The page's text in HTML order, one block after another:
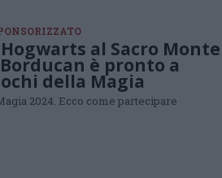
al Sacro Monte
è pronto a
della Magia
2024. Ecco come partecipare